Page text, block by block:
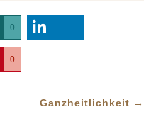
0
0
Ganzheitlichkeit →